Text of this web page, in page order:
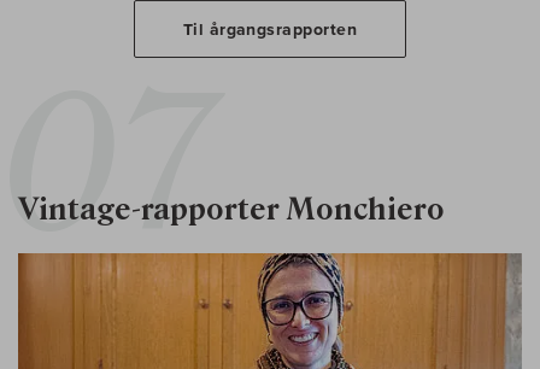
Til årgangsrapporten
Vintage-rapporter Monchiero